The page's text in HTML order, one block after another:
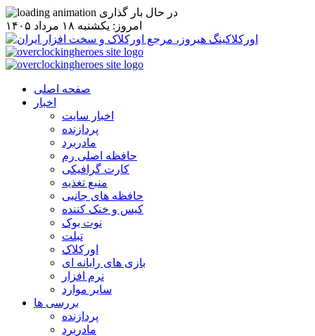
در حال بار گذاری
امروز: يکشنبه ۱۸ مرداد ۱۴۰۵
صفحه اصلی
اخبار
اخبار سایت
پردازنده
مادربرد
حافظه اصلی رم
کارت گرافیکی
منبع تغذیه
حافظه های جانبی
کیس و خنک کننده
نوت بوک
تبلت
اورکلاک
بازی های رایانه ای
نرم افزار
سایر موارد
بررسی ها
پردازنده
مادربرد